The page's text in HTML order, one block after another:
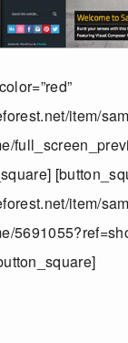
item/
item/